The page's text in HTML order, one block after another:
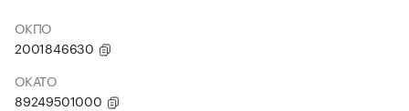
ОКПО
2001846630
ОКАТО
89249501000